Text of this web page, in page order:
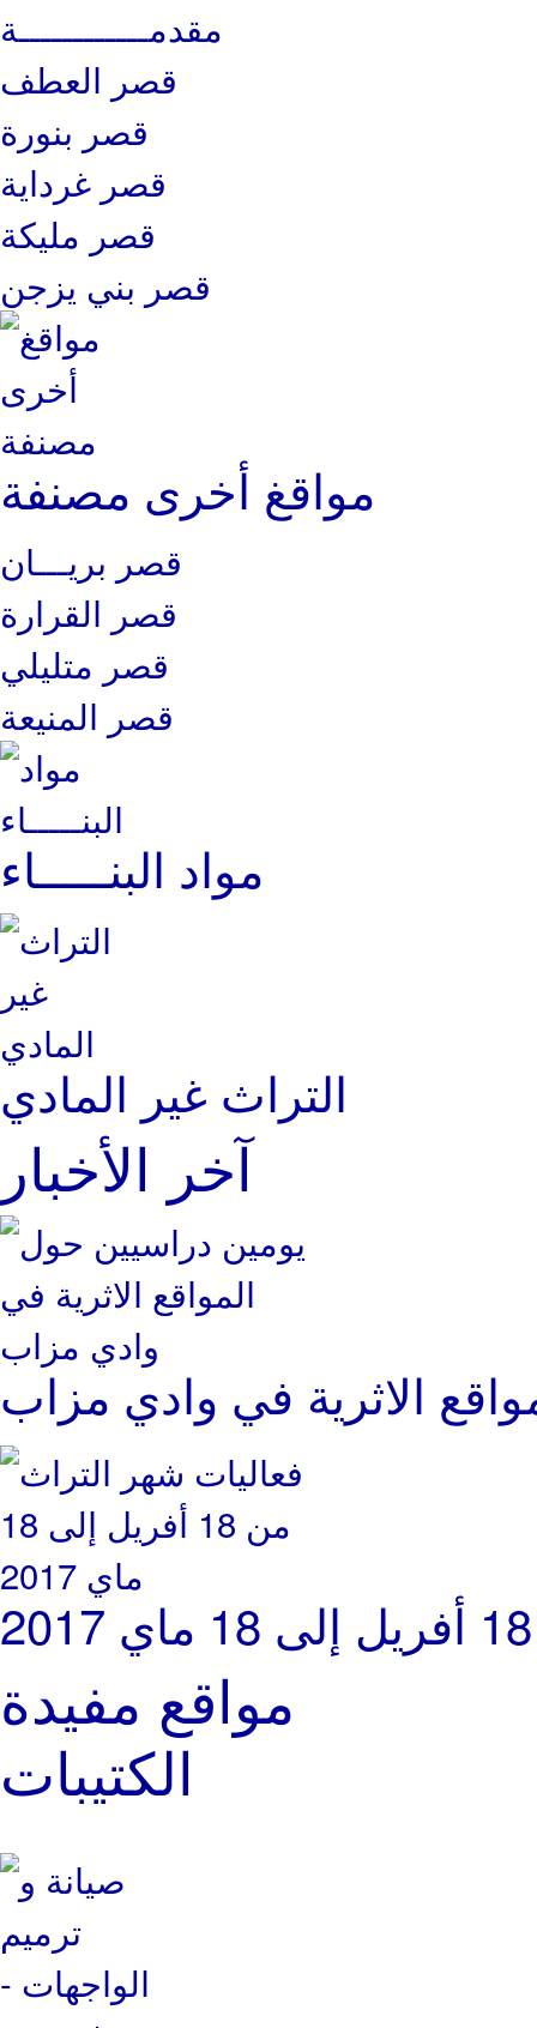
مقدمــــــــــــة
قصر العطف
قصر بنورة
قصر غرداية
قصر مليكة
قصر بني يزجن
مواقغ أخرى مصنفة
قصر بريـــان
قصر القرارة
قصر متليلي
قصر المنيعة
مواد البنـــــاء
التراث غير المادي
آخر الأخبار
الاثرية في وادي مزاب
مواقع مفيدة
الكتيبات